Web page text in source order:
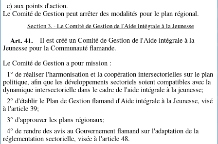
c) aux points d'action.
Le Comité de Gestion peut arrêter des modalités pour le plan régional.
Section 3. - Le Comité de Gestion de l'Aide intégrale à la Jeunesse
Art. 41.
Il est créé un Comité de Gestion de l'Aide intégrale à la
Jeunesse pour la Communauté flamande.
Le Comité de Gestion a pour mission :
1° de réaliser l'harmonisation et la coopération intersectorielles sur le plan
politique, afin que les développements sectoriels soient compatibles avec la
dynamique intersectorielle dans le cadre de l'aide intégrale à la jeunesse;
2° d'établir le Plan de Gestion flamand d'Aide intégrale à la Jeunesse, visé
à l'article 39;
3° d'approuver les plans régionaux;
4° de rendre des avis au Gouvernement flamand sur l'adaptation de la
réglementation sectorielle, visée à l'article 48.